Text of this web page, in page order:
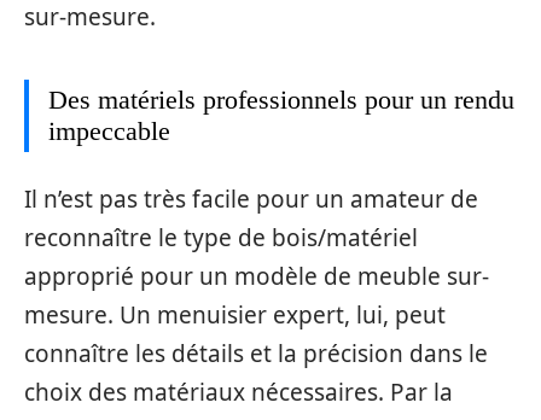
sur-mesure.
Des matériels professionnels pour un rendu
impeccable
Il n’est pas très facile pour un amateur de
reconnaître le type de bois/matériel
approprié pour un modèle de meuble sur-
mesure. Un menuisier expert, lui, peut
connaître les détails et la précision dans le
choix des matériaux nécessaires. Par la